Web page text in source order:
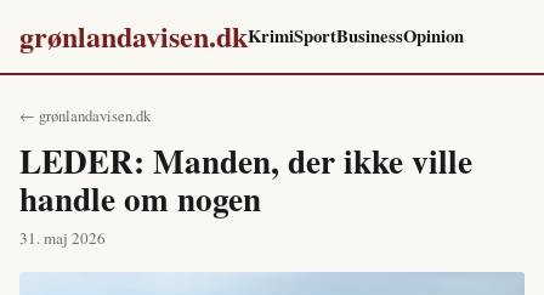
grønlandavisen.dkKrimiSportBusinessOpinion
← grønlandavisen.dk
LEDER: Manden, der ikke ville
handle om nogen
31. maj 2026